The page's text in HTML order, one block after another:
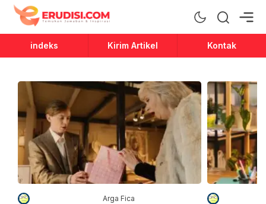
Erudisi
Temukan Jawaban dan Inspirasi
indeks Kirim Artikel Kontak
Arga Fica